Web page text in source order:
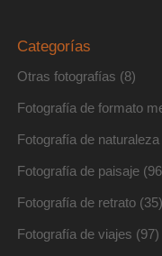
Categorías
Otras fotografías (8)
Fotografía de formato
Fotografía de naturaleza
Fotografía de paisaje
Fotografía de retrato(35)
Fotografía de viajes (97)